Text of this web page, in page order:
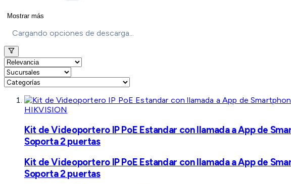
Mostrar más
Cargando opciones de descarga...
HIKVISION
Kit de Videoportero IP PoE Estandar con llamada a App de
Soporta 2 puertas
Kit de Videoportero IP PoE Estandar con llamada a App de
Soporta 2 puertas